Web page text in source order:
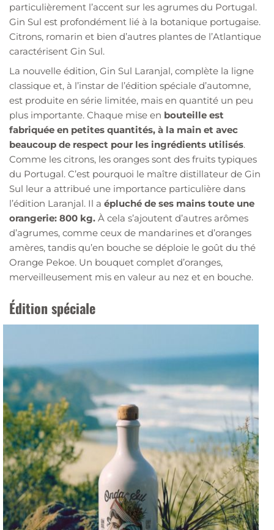
particulièrement l’accent sur les agrumes du Portugal.
Gin Sul est profondément lié à la botanique portugaise.
Citrons, romarin et bien d’autres plantes de l’Atlantique
caractérisent Gin Sul.
La nouvelle édition, Gin Sul Laranjal, complète la ligne
classique et, à l’instar de l’édition spéciale d’automne,
est produite en série limitée, mais en quantité un peu
plus importante. Chaque mise en bouteille est
fabriquée en petites quantités, à la main et avec
beaucoup de respect pour les ingrédients utilisés.
Comme les citrons, les oranges sont des fruits typiques
du Portugal. C’est pourquoi le maître distillateur de Gin
Sul leur a attribué une importance particulière dans
l’édition Laranjal. Il a épluché de ses mains toute une
orangerie: 800 kg. À cela s’ajoutent d’autres arômes
d’agrumes, comme ceux de mandarines et d’oranges
amères, tandis qu’en bouche se déploie le goût du thé
Orange Pekoe. Un bouquet complet d’oranges,
merveilleusement mis en valeur au nez et en bouche.
Édition spéciale